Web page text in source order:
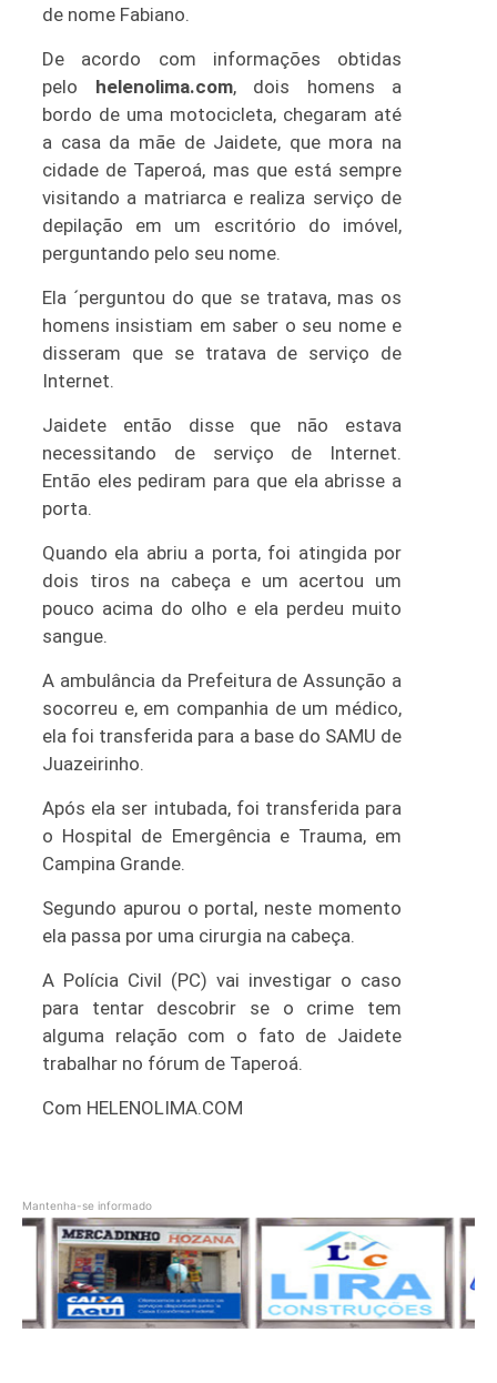
de nome Fabiano.
De acordo com informações obtidas
pelo helenolima.com, dois homens a
bordo de uma motocicleta, chegaram até
a casa da mãe de Jaidete, que mora na
cidade de Taperoá, mas que está sempre
visitando a matriarca e realiza serviço de
depilação em um escritório do imóvel,
perguntando pelo seu nome.
Ela ´perguntou do que se tratava, mas os
homens insistiam em saber o seu nome e
disseram que se tratava de serviço de
Internet.
Jaidete então disse que não estava
necessitando de serviço de Internet.
Então eles pediram para que ela abrisse a
porta.
Quando ela abriu a porta, foi atingida por
dois tiros na cabeça e um acertou um
pouco acima do olho e ela perdeu muito
sangue.
A ambulância da Prefeitura de Assunção a
socorreu e, em companhia de um médico,
ela foi transferida para a base do SAMU de
Juazeirinho.
Após ela ser intubada, foi transferida para
o Hospital de Emergência e Trauma, em
Campina Grande.
Segundo apurou o portal, neste momento
ela passa por uma cirurgia na cabeça.
A Polícia Civil (PC) vai investigar o caso
para tentar descobrir se o crime tem
alguma relação com o fato de Jaidete
trabalhar no fórum de Taperoá.
Com HELENOLIMA.COM
Mantenha-se informado